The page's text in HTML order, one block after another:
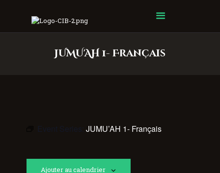
JUMU'AH 1- Français
Centre Islamique Badr
Event Series: JUMU’AH 1- Français
Ajouter au calendrier